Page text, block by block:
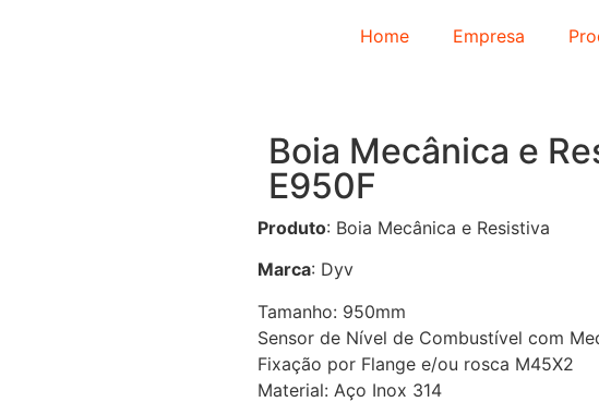
Home Empresa
Boia Mecânica e
E950F
Produto: Boia Mecânica e Resistiva
Marca: Dyv
Tamanho: 950mm
Sensor de Nível de Combustível com
Fixação por Flange e/ou rosca M45X2
Material: Aço Inox 314